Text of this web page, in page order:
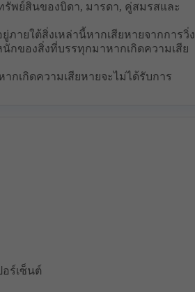
รัพย์สินของบิดา, มารดา, คู่สมรสและ
ายใต้สิ่งเหล่านี้หากเสียหายจากการวิ่ง
กของสิ่งที่บรรทุกมาหากเกิดความเสีย
เกิดความเสียหายจะไม่ได้รับการ
ร์เซ็นต์